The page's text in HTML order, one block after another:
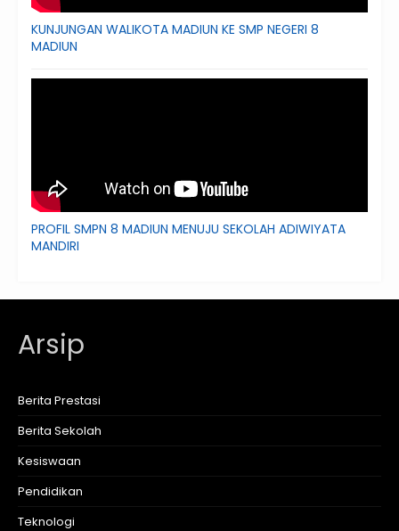
KUNJUNGAN WALIKOTA MADIUN KE SMP NEGERI 8
MADIUN
PROFIL SMPN 8 MADIUN MENUJU SEKOLAH ADIWIYATA
MANDIRI
Arsip
Berita Prestasi
Berita Sekolah
Kesiswaan
Pendidikan
Teknologi